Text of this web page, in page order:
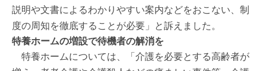
説明や文書によるわかりやすい案内などをおこない、制
度の周知を徹底することが必要」と訴えました。
特養ホームの増設で待機者の解消を
特養ホームについては、「介護を必要とする高齢者が